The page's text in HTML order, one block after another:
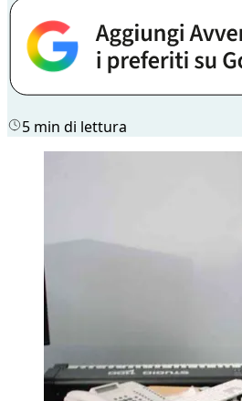
5 min di lettura